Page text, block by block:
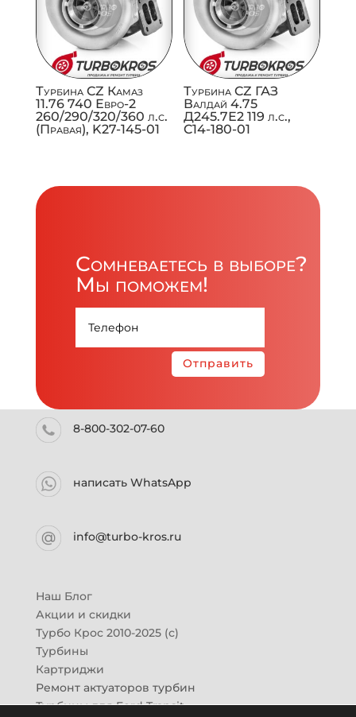
Турбина CZ Камаз
11.76 740 Евро-2
260/290/320/360 л.с.
(Правая), K27-145-01
Турбина CZ ГАЗ
Валдай 4.75
Д245.7Е2 119 л.с.,
C14-180-01
Сомневаетесь в выборе?
Мы поможем!
Отправить
8-800-302-07-60
написать WhatsApp
info@turbo-kros.ru
Наш Блог
Акции и скидки
Турбо Крос 2010-2025 (с)
Турбины
Картриджи
Ремонт актуаторов турбин
Турбины для Ford Transit